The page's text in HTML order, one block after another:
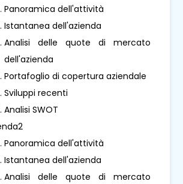
Panoramica dell'attività
Istantanea dell'azienda
Analisi delle quote di mercato
dell'azienda
Portafoglio di copertura aziendale
Sviluppi recenti
Analisi SWOT
Panoramica dell'attività
Istantanea dell'azienda
Analisi delle quote di mercato